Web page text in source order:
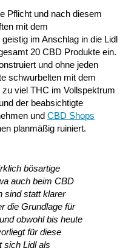
Pflicht und nach diesem
mit dem
im Anschlag in die Lidl
20 CBD Produkte ein.
und ohne jeden
schwurbelten mit dem
viel THC im Vollspektrum
der beabsichtigte
und CBD Shops
planmäßig ruiniert.
bösartige
auch beim CBD
sind statt klarer
die Grundlage für
obwohl bis heute
für diese
sich Lidl als